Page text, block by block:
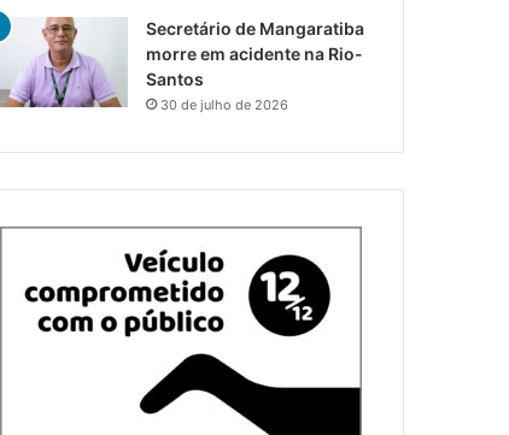
Secretário de Mangaratiba
morre em acidente na Rio-
Santos
30 de julho de 2026